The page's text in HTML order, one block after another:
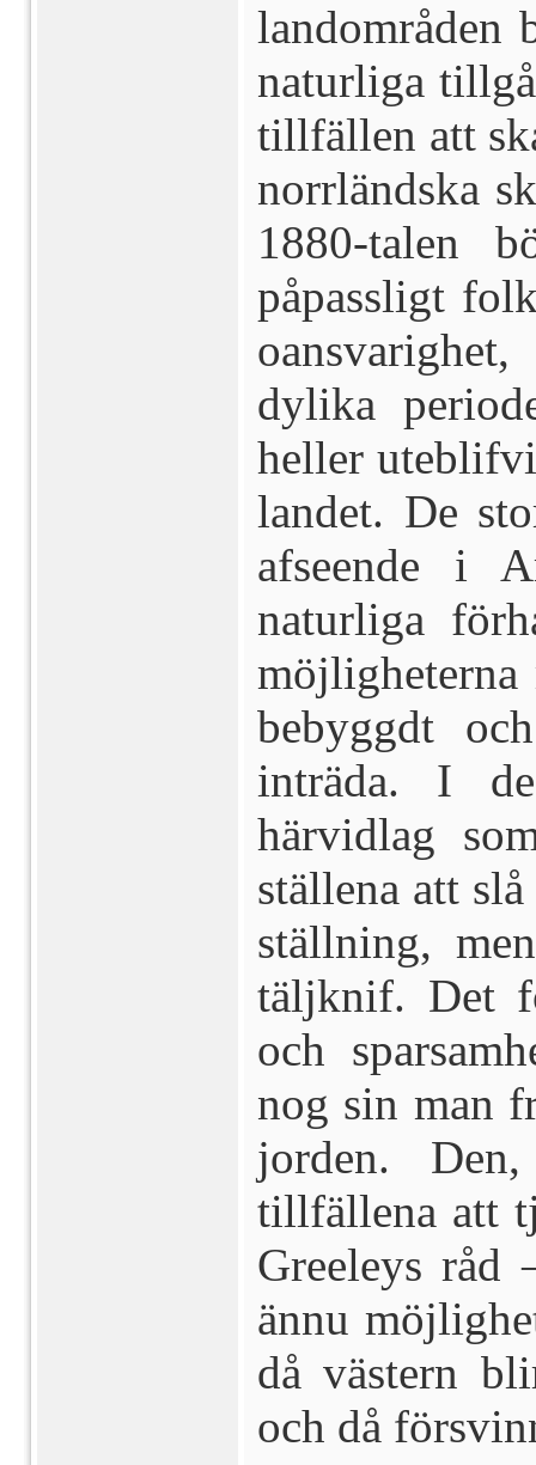
landområden
naturliga
tillfällen att
norrländska
1880-talen
påpassligt
dylika
heller
landet. De
afseende i
naturliga
bebyggdt
inträda. I
härvidlag
ställena att
ställning,
täljknif. Det
och
nog sin man
jorden.
tillfällena att
Greeleys
ännu
då västern
och då